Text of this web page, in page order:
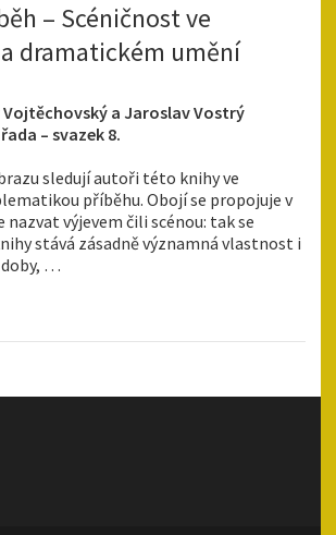
– Scéničnost ve
dramatickém umění
a Jaroslav Vostrý
– svazek 8.
sledují autoři této knihy ve
příběhu. Obojí se propojuje v
výjevem čili scénou: tak se
stává zásadně významná vlastnost i
doby, …